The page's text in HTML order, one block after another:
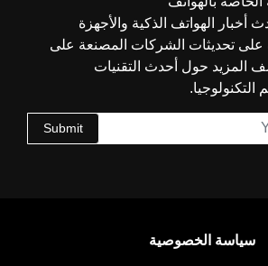
أخبار الهواتف الذكية والأجهزة
على تحديثات الشركات المصنعة على
المزيد حول أحدث التقنيات
التكنولوجيا.
Submit
سياسة الخصوصية